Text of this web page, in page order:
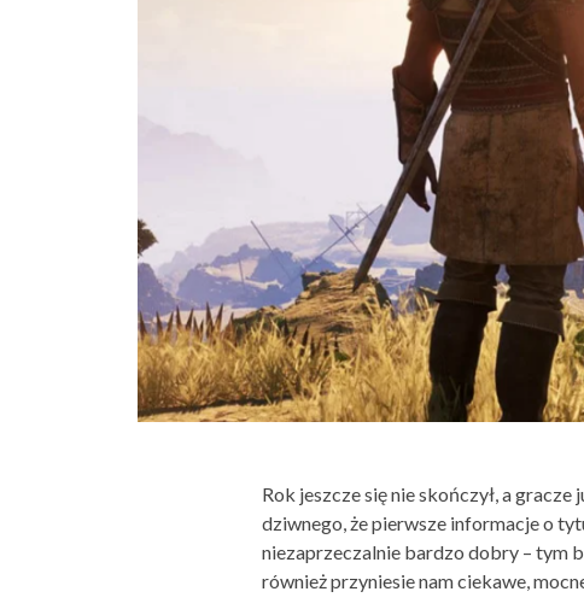
Rok jeszcze się nie skończył, a
dziwnego, że pierwsze informacje o
niezaprzeczalnie bardzo dobry – tym
również przyniesie nam ciekawe,